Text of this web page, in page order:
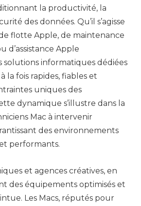
la productivité, la
des données. Qu’il s’agisse
flotte Apple, de maintenance
d’assistance Apple
solutions informatiques dédiées
la fois rapides, fiables et
uniques des
dynamique s’illustre dans la
Mac à intervenir
des environnements
performants.
et agences créatives, en
des équipements optimisés et
Les Macs, réputés pour